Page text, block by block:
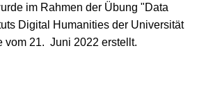
im Rahmen der Übung "Data
Digital Humanities der Universität
vom 21. Juni 2022 erstellt.